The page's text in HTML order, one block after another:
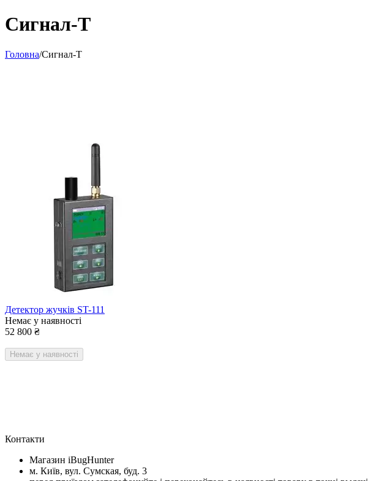
Сигнал-Т
Головна/Сигнал-Т
Детектор жучків ST-111
Немає у наявності
52 800 ₴
Немає у наявності
Контакти
Магазин iBugHunter
м. Київ, вул. Сумская, буд. 3